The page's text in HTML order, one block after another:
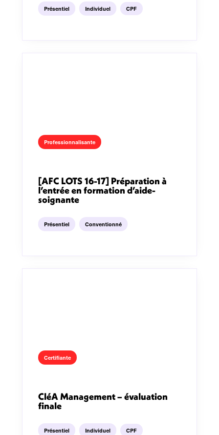
Présentiel Individuel CPF
Professionnalisante
[AFC LOTS 16-17] Préparation à
l’entrée en formation d’aide-
soignante
Présentiel Conventionné
Certifiante
CléA Management – évaluation
finale
Présentiel Individuel CPF